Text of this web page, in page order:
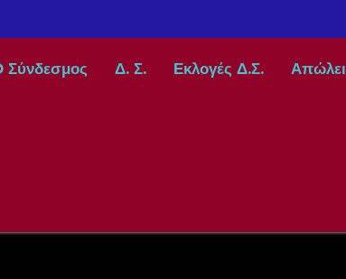
Σύνδεσμος Δ. Σ. Εκλογές Δ.Σ.